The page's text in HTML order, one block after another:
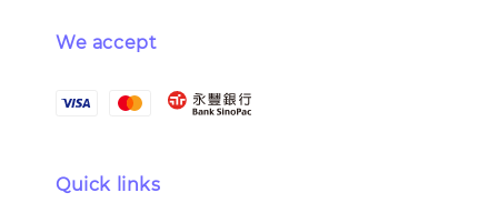
We accept
Quick links